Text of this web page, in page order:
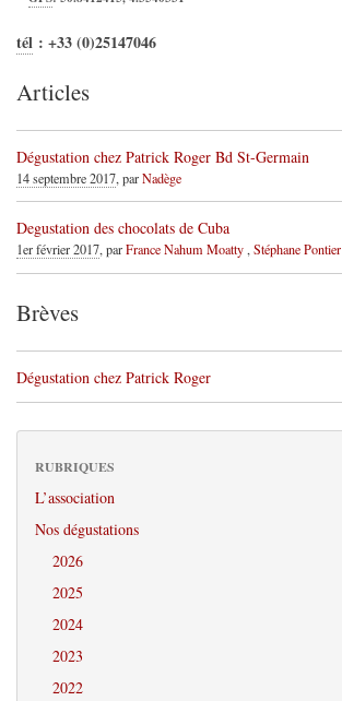
tél : +33 (0)25147046
Articles
Dégustation chez Patrick Roger Bd St-Germain
14 septembre 2017, parNadège
Degustation des chocolats de Cuba
1er février 2017, parFrance Nahum Moatty , Stéphane Pontier
Brèves
Dégustation chez Patrick Roger
RUBRIQUES
L’association
Nos dégustations
2026
2025
2024
2023
2022